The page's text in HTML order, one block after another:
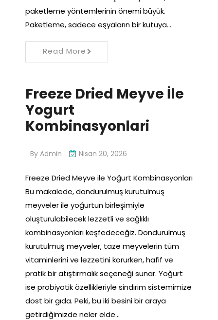
paketleme yöntemlerinin önemi büyük.
Paketleme, sadece eşyaların bir kutuya…
Read More
Freeze Dried Meyve İle
Yogurt
Kombinasyonlari
By Admin Nisan 20, 2026
Freeze Dried Meyve ile Yoğurt Kombinasyonları
Bu makalede, dondurulmuş kurutulmuş
meyveler ile yoğurtun birleşimiyle
oluşturulabilecek lezzetli ve sağlıklı
kombinasyonları keşfedeceğiz. Dondurulmuş
kurutulmuş meyveler, taze meyvelerin tüm
vitaminlerini ve lezzetini korurken, hafif ve
pratik bir atıştırmalık seçeneği sunar. Yoğurt
ise probiyotik özellikleriyle sindirim sistemimize
dost bir gıda. Peki, bu iki besini bir araya
getirdiğimizde neler elde…